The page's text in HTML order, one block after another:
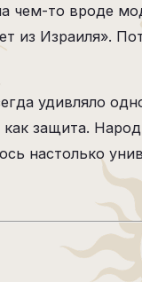
чем-то вроде
из Израиля».
удивляло
защита.
настолько